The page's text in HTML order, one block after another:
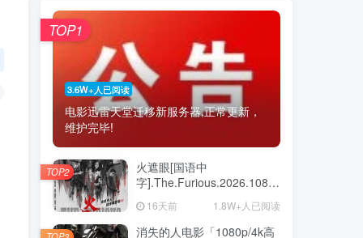
3.6W+人已阅读
电影迅雷天堂迁移新服务器,正常更新，
维护完毕!
TOP1
火遮眼[国语中
字].The.Furious.2026.1080p+2160p
16天前 1.8W+人已阅读
TOP2
消失的人电影「1080p/4k高
最近更新
《换座位后，发现身后的男生好像喜欢我》百度云网盘夸克下载.阿里云盘.中字.(2026)
《波兰家族 第三季》百度云网盘夸克下载.阿里云盘.中字.(2026)
《鸡肉帝国：快餐阴谋》百度云网盘夸克下载.阿里云盘.中字.(2026)
4 2026年大陆电影《八仙！》枪版
5 2026美国动漫《蝙蝠侠：披风战士 第二季》1080p高清 4K网盘迅雷下载
6 《斯特林角》百度云网盘夸克下载.阿里云盘.中字.(2026)